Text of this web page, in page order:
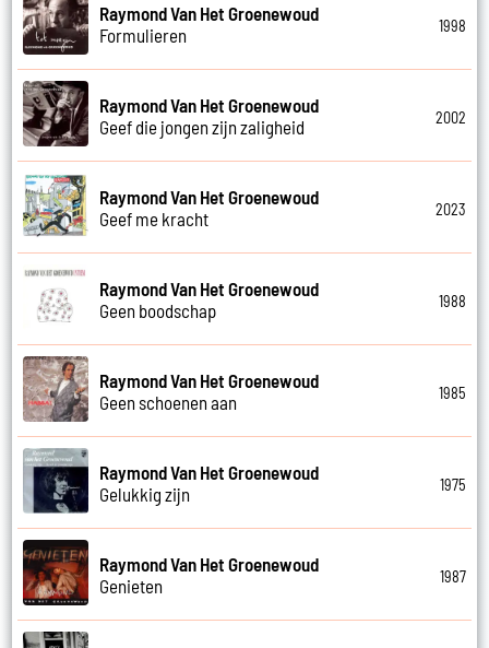
Raymond Van Het Groenewoud
Formulieren
1998
Raymond Van Het Groenewoud
Geef die jongen zijn zaligheid
2002
Raymond Van Het Groenewoud
Geef me kracht
2023
Raymond Van Het Groenewoud
Geen boodschap
1988
Raymond Van Het Groenewoud
Geen schoenen aan
1985
Raymond Van Het Groenewoud
Gelukkig zijn
1975
Raymond Van Het Groenewoud
Genieten
1987